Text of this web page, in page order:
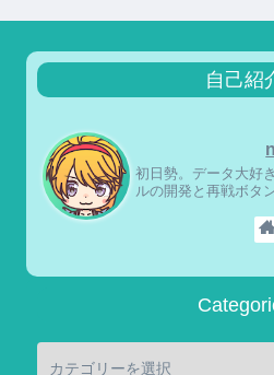
自己紹
初日勢。データ大好
ルの開発と再戦ボタ